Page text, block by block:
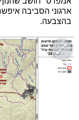
ארגוני הסביבה
בהצבעה.